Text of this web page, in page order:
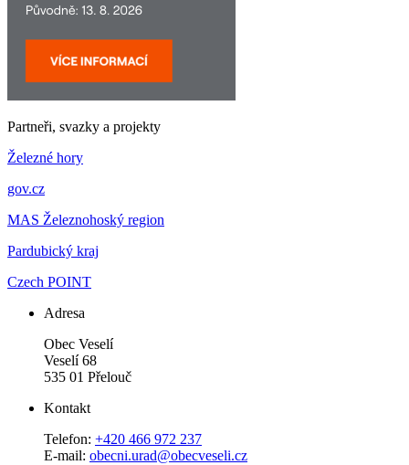
Partneři, svazky a projekty
Železné hory
gov.cz
MAS Železnohoský region
Pardubický kraj
Czech POINT
Adresa
Obec Veselí
Veselí 68
535 01 Přelouč
Kontakt
Telefon: +420 466 972 237
E-mail: obecni.urad@obecveseli.cz